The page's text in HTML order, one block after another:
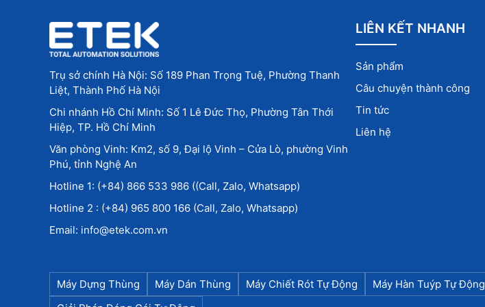
Trụ sở chính Hà Nội: Số 189 Phan Trọng Tuệ, Phường Thanh
Liệt, Thành Phố Hà Nội
Chi nhánh Hồ Chí Minh: Số 1 Lê Đức Thọ, Phường Tân Thới
Hiệp, TP. Hồ Chí Minh
Văn phòng Vinh: Km2, số 9, Đại lộ Vinh – Cửa Lò, phường Vinh
Phú, tỉnh Nghệ An
Hotline 1: (+84) 866 533 986 ((Call, Zalo, Whatsapp)
Hotline 2 : (+84) 965 800 166 (Call, Zalo, Whatsapp)
Email: info@etek.com.vn
LIÊN KẾT NHANH
Sản phẩm
Câu chuyện thành công
Tin tức
Liên hệ
Máy Dựng Thùng Máy Dán Thùng Máy Chiết Rót Tự Động Máy Hàn Tuýp Tự Động